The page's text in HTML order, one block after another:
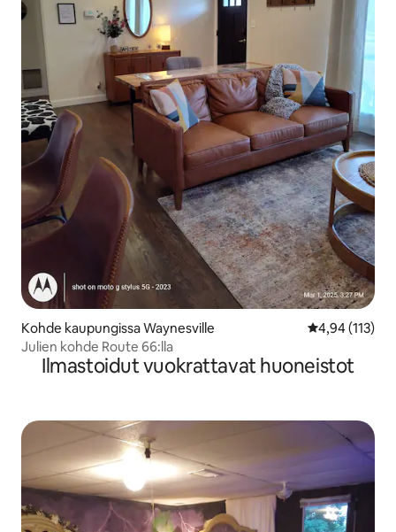
Kohde kaupungissa Waynesville
4,94 (113)
Julien kohde Route 66:lla
Ilmastoidut vuokrattavat huoneistot